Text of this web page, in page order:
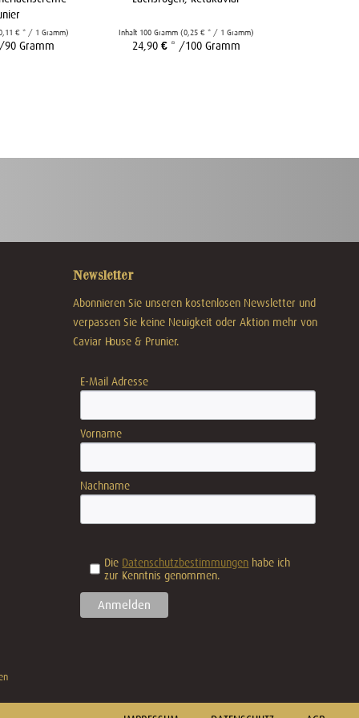
€ * / 1 Gramm)
/90 Gramm
Inhalt 100 Gramm (0,25 € * / 1 Gramm)
24,90 € * /100 Gramm
Newsletter
Abonnieren Sie unseren kostenlosen Newsletter und
verpassen Sie keine Neuigkeit oder Aktion mehr von
Caviar House & Prunier.
E-Mail Adresse
Vorname
Nachname
Die Datenschutzbestimmungen habe ich
zur Kenntnis genommen.